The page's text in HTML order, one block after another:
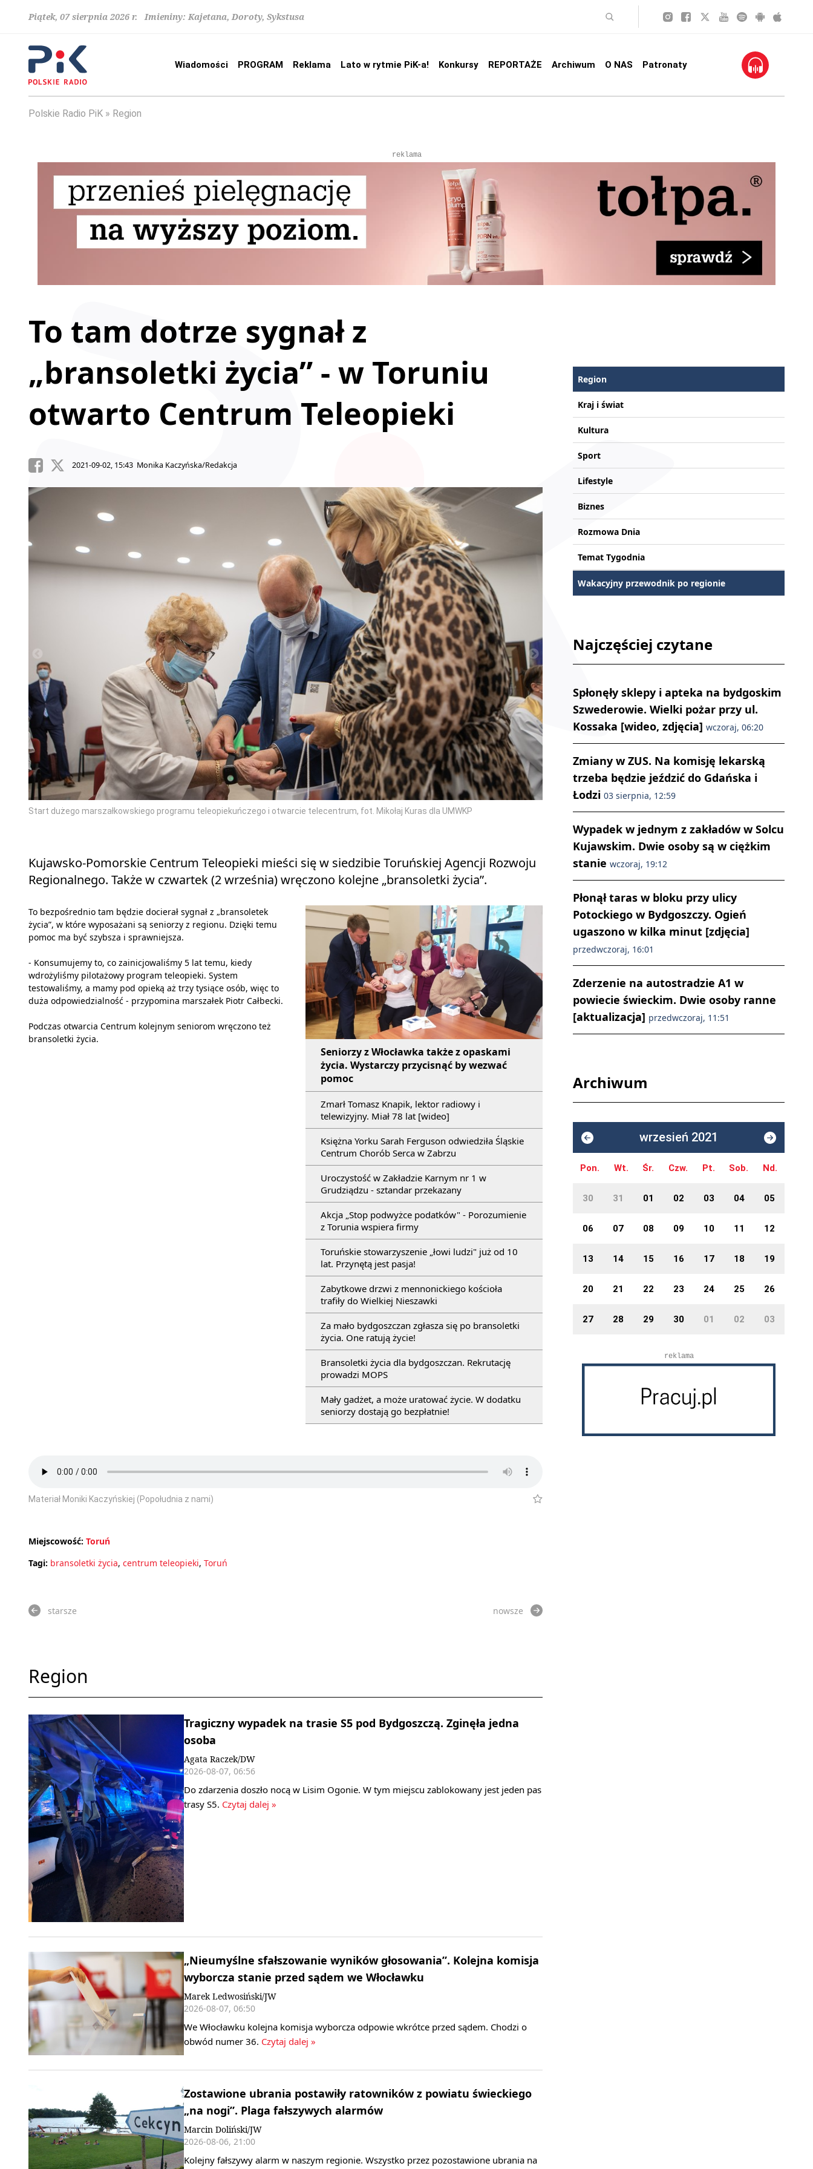
Piątek, 07 sierpnia 2026 r. Imieniny: Kajetana, Doroty, Sykstusa
Wiadomości PROGRAM Reklama Lato w rytmie PiK-a! Konkursy REPORTAŻE Archiwum O NAS Patronaty
Polskie Radio PiK Region
reklama
To tam dotrze sygnał z
„bransoletki życia” - w Toruniu
otwarto Centrum Teleopieki
2021-09-02, 15:43 Monika Kaczyńska/Redakcja
Start dużego marszałkowskiego programu teleopiekuńczego i otwarcie telecentrum, fot. Mikołaj Kuras dla UMWKP
Start dużego marszałkowskiego programu teleopiekuńczego i
Kujawsko-Pomorskie Centrum Teleopieki mieści się w siedzibie Toruńskiej Agencji Rozwoju
Regionalnego. Także w czwartek (2 września) wręczono kolejne „bransoletki życia”.
Seniorzy z Włocławka także z opaskami
życia. Wystarczy przycisnąć by wezwać
pomoc
Zmarł Tomasz Knapik, lektor radiowy i
telewizyjny. Miał 78 lat [wideo]
Księżna Yorku Sarah Ferguson odwiedziła Śląskie
Centrum Chorób Serca w Zabrzu
Uroczystość w Zakładzie Karnym nr 1 w
Grudziądzu - sztandar przekazany
Akcja „Stop podwyżce podatków" - Porozumienie
z Torunia wspiera firmy
Toruńskie stowarzyszenie „łowi ludzi" już od 10
lat. Przynętą jest pasja!
Zabytkowe drzwi z mennonickiego kościoła
trafiły do Wielkiej Nieszawki
Za mało bydgoszczan zgłasza się po bransoletki
życia. One ratują życie!
Bransoletki życia dla bydgoszczan. Rekrutację
prowadzi MOPS
Mały gadżet, a może uratować życie. W dodatku
seniorzy dostają go bezpłatnie!
To bezpośrednio tam będzie docierał sygnał z „bransoletek
życia”, w które wyposażani są seniorzy z regionu. Dzięki temu
pomoc ma być szybsza i sprawniejsza.
- Konsumujemy to, co zainicjowaliśmy 5 lat temu, kiedy
wdrożyliśmy pilotażowy program teleopieki. System
testowaliśmy, a mamy pod opieką aż trzy tysiące osób, więc to
duża odpowiedzialność - przypomina marszałek Piotr Całbecki.
Podczas otwarcia Centrum kolejnym seniorom wręczono też
bransoletki życia.
Materiał Moniki Kaczyńskiej (Popołudnia z nami)
Miejscowość: Toruń
Tagi: bransoletki życia, centrum teleopieki, Toruń
starsze nowsze
Region
Tragiczny wypadek na trasie S5 pod Bydgoszczą. Zginęła jedna
osoba
Agata Raczek/DW
2026-08-07, 06:56
Do zdarzenia doszło nocą w Lisim Ogonie. W tym miejscu zablokowany jest jeden pas
trasy S5. Czytaj dalej »
„Nieumyślne sfałszowanie wyników głosowania”. Kolejna komisja
wyborcza stanie przed sądem we Włocławku
Marek Ledwosiński/JW
2026-08-07, 06:50
We Włocławku kolejna komisja wyborcza odpowie wkrótce przed sądem. Chodzi o
obwód numer 36. Czytaj dalej »
Zostawione ubrania postawiły ratowników z powiatu świeckiego
„na nogi”. Plaga fałszywych alarmów
Marcin Doliński/JW
2026-08-06, 21:00
Kolejny fałszywy alarm w naszym regionie. Wszystko przez pozostawione ubrania na
Region
Kraj i świat
Kultura
Sport
Lifestyle
Biznes
Rozmowa Dnia
Temat Tygodnia
Wakacyjny przewodnik po regionie
Najczęściej czytane
Spłonęły sklepy i apteka na bydgoskim
Szwederowie. Wielki pożar przy ul.
Kossaka [wideo, zdjęcia] wczoraj, 06:20
Zmiany w ZUS. Na komisję lekarską
trzeba będzie jeździć do Gdańska i
Łodzi 03 sierpnia, 12:59
Wypadek w jednym z zakładów w Solcu
Kujawskim. Dwie osoby są w ciężkim
stanie wczoraj, 19:12
Płonął taras w bloku przy ulicy
Potockiego w Bydgoszczy. Ogień
ugaszono w kilka minut [zdjęcia]
przedwczoraj, 16:01
Zderzenie na autostradzie A1 w
powiecie świeckim. Dwie osoby ranne
[aktualizacja] przedwczoraj, 11:51
Archiwum
wrzesień 2021
Pon. Wt. Śr. Czw. Pt. Sob. Nd.
30 31 01 02 03 04 05
06 07 08 09 10 11 12
13 14 15 16 17 18 19
20 21 22 23 24 25 26
27 28 29 30 01 02 03
reklama